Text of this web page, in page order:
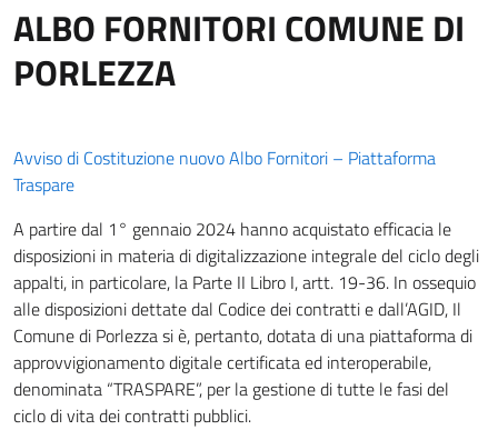
ALBO FORNITORI COMUNE DI
PORLEZZA
Avviso di Costituzione nuovo Albo Fornitori – Piattaforma
Traspare
A partire dal 1° gennaio 2024 hanno acquistato efficacia le
disposizioni in materia di digitalizzazione integrale del ciclo degli
appalti, in particolare, la Parte II Libro I, artt. 19-36. In ossequio
alle disposizioni dettate dal Codice dei contratti e dall’AGID, Il
Comune di Porlezza si è, pertanto, dotata di una piattaforma di
approvvigionamento digitale certificata ed interoperabile,
denominata “TRASPARE”, per la gestione di tutte le fasi del
ciclo di vita dei contratti pubblici.